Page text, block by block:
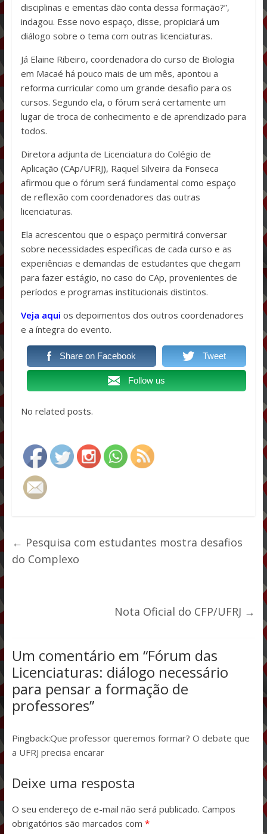
disciplinas e ementas dão conta dessa formação?”,
indagou. Esse novo espaço, disse, propiciará um
diálogo sobre o tema com outras licenciaturas.
Já Elaine Ribeiro, coordenadora do curso de Biologia
em Macaé há pouco mais de um mês, apontou a
reforma curricular como um grande desafio para os
cursos. Segundo ela, o fórum será certamente um
lugar de troca de conhecimento e de aprendizado para
todos.
Diretora adjunta de Licenciatura do Colégio de
Aplicação (CAp/UFRJ), Raquel Silveira da Fonseca
afirmou que o fórum será fundamental como espaço
de reflexão com coordenadores das outras
licenciaturas.
Ela acrescentou que o espaço permitirá conversar
sobre necessidades específicas de cada curso e as
experiências e demandas de estudantes que chegam
para fazer estágio, no caso do CAp, provenientes de
períodos e programas institucionais distintos.
Veja aqui os depoimentos dos outros coordenadores
e a íntegra do evento.
Share on Facebook Tweet
Follow us
No related posts.
← Pesquisa com estudantes mostra desafios
do Complexo
Nota Oficial do CFP/UFRJ →
Um comentário em “Fórum das
Licenciaturas: diálogo necessário
para pensar a formação de
professores”
Pingback:Que professor queremos formar? O debate que
a UFRJ precisa encarar
Deixe uma resposta
O seu endereço de e-mail não será publicado. Campos
obrigatórios são marcados com *